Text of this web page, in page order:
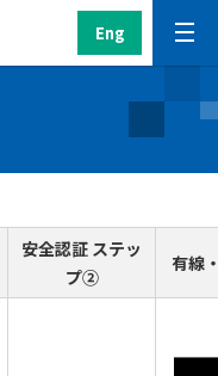
Eng
安全認証 ステッ
プ②
有線